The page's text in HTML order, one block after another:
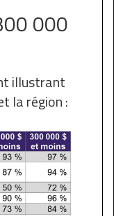
000
illustrant
la région :